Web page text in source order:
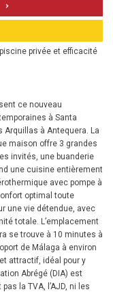
privée et efficacité
ce nouveau
à Santa
Arquillas à Antequera. La
maison offre 3 grandes
invités, une buanderie
une cuisine entièrement
avec pompe à
optimal toute
une vie détendue, avec
totale. L’emplacement
se trouve à 10 minutes à
de Málaga à environ
attractif, idéal pour y
Abrégé (DIA) est
la TVA, l’AJD, ni les